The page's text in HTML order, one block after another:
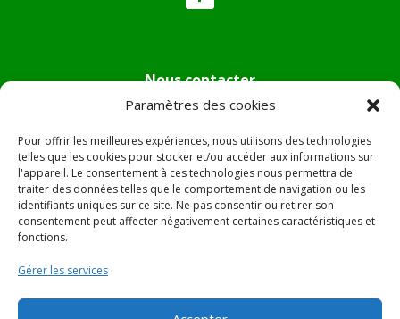
Paramètres des cookies
Pour offrir les meilleures expériences, nous utilisons des technologies
telles que les cookies pour stocker et/ou accéder aux informations sur
l'appareil. Le consentement à ces technologies nous permettra de
traiter des données telles que le comportement de navigation ou les
identifiants uniques sur ce site. Ne pas consentir ou retirer son
consentement peut affecter négativement certaines caractéristiques et
fonctions.
Gérer les services
Nous contacter
Tél :04.95.36.24.02
Mail:
mairie.pietradiverde@wanadoo.fr
Adresse :Hôtel de ville de Pietra di Verde
Le village
20230 Pietra di Verde
© 2022 Mairie de Pietra Di Verde – Réalisation